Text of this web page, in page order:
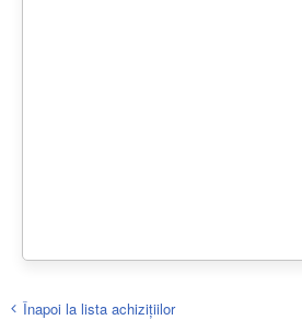
Înapoi la lista achiziţiilor